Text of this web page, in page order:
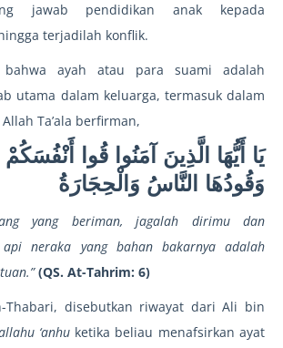
jawab pendidikan anak kepada
terjadilah konflik.
bahwa ayah atau para suami adalah
utama dalam keluarga, termasuk dalam
Ta’ala berfirman,
يَا أَيُّهَا الَّذِينَ آمَنُوا قُوا أَنْفُسَكُمْ
وَقُودُهَا النَّاسُ وَالْحِجَارَةُ
yang beriman, jagalah dirimu dan
neraka yang bahan bakarnya adalah
(QS. At-Tahrim: 6)
Thabari, disebutkan riwayat dari Ali bin
‘anhuketika beliau menafsirkan ayat